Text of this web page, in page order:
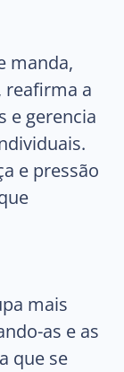
manda,
reafirma a
e gerencia
e pressão
mais
as e as
que se